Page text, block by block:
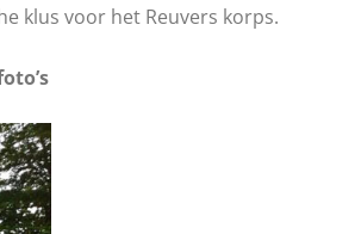
klus voor het Reuvers korps.